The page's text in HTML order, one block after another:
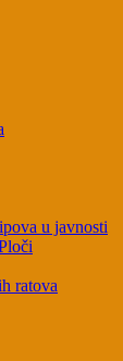
u javnosti
ratova